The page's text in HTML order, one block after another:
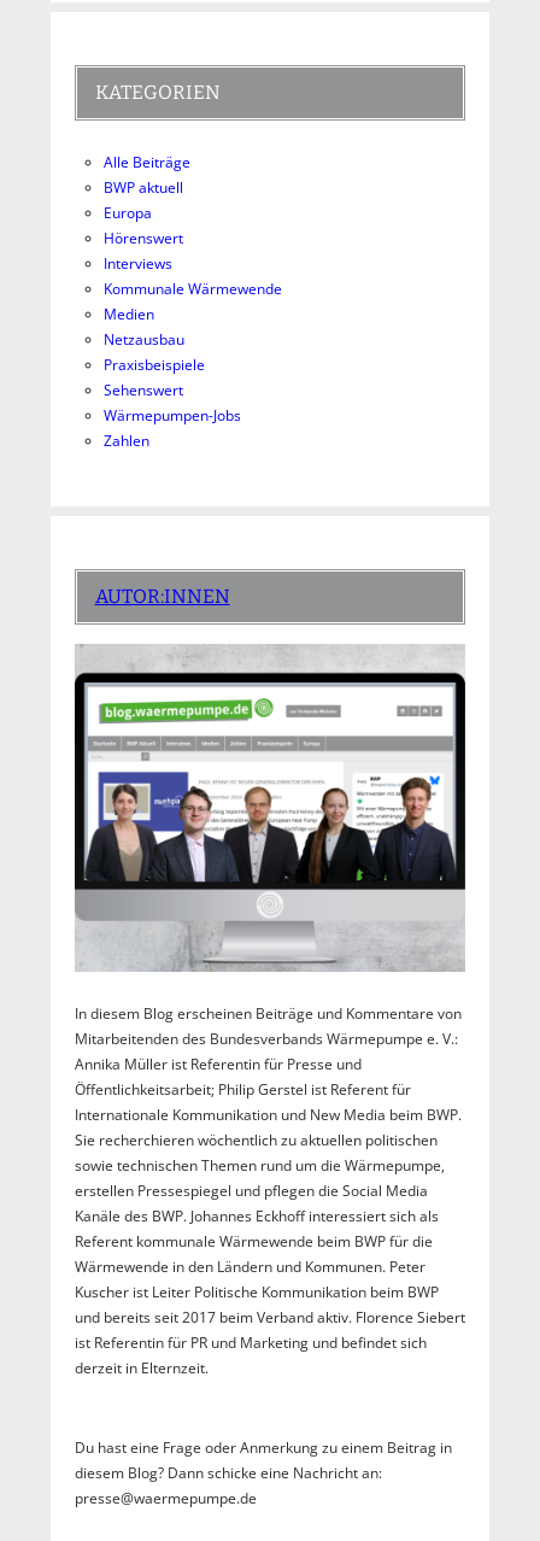
KATEGORIEN
Alle Beiträge
BWP aktuell
Europa
Hörenswert
Interviews
Kommunale Wärmewende
Medien
Netzausbau
Praxisbeispiele
Sehenswert
Wärmepumpen-Jobs
Zahlen
AUTOR:INNEN
In diesem Blog erscheinen Beiträge und Kommentare von
Mitarbeitenden des Bundesverbands Wärmepumpe e. V.:
Annika Müller ist Referentin für Presse und
Öffentlichkeitsarbeit; Philip Gerstel ist Referent für
Internationale Kommunikation und New Media beim BWP.
Sie recherchieren wöchentlich zu aktuellen politischen
sowie technischen Themen rund um die Wärmepumpe,
erstellen Pressespiegel und pflegen die Social Media
Kanäle des BWP. Johannes Eckhoff interessiert sich als
Referent kommunale Wärmewende beim BWP für die
Wärmewende in den Ländern und Kommunen. Peter
Kuscher ist Leiter Politische Kommunikation beim BWP
und bereits seit 2017 beim Verband aktiv. Florence Siebert
ist Referentin für PR und Marketing und befindet sich
derzeit in Elternzeit.
Du hast eine Frage oder Anmerkung zu einem Beitrag in
diesem Blog? Dann schicke eine Nachricht an:
presse@waermepumpe.de